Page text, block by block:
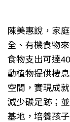
陳美惠說，家
全、有機食物
食物支出可達
動植物提供棲
空間，實現成
減少碳足跡；
基地，培養孩